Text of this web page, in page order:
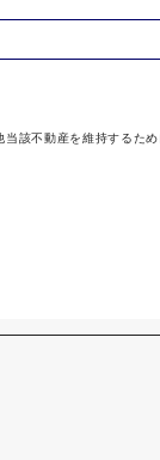
該不動産を維持するた